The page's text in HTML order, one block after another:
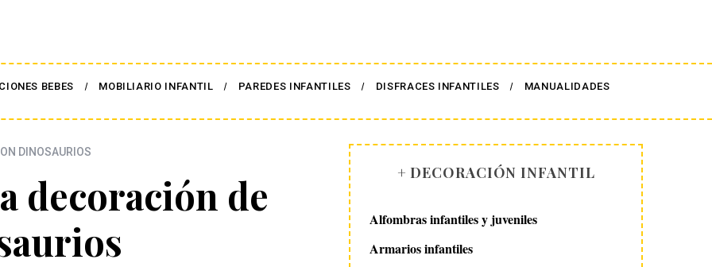
BEBES MOBILIARIO INFANTIL PAREDES INFANTILES DISFRACES INFANTILES MANUALIDADES
DINOSAURIOS
decoración de
+ DECORACIÓN INFANTIL
Alfombras infantiles y juveniles
Armarios infantiles